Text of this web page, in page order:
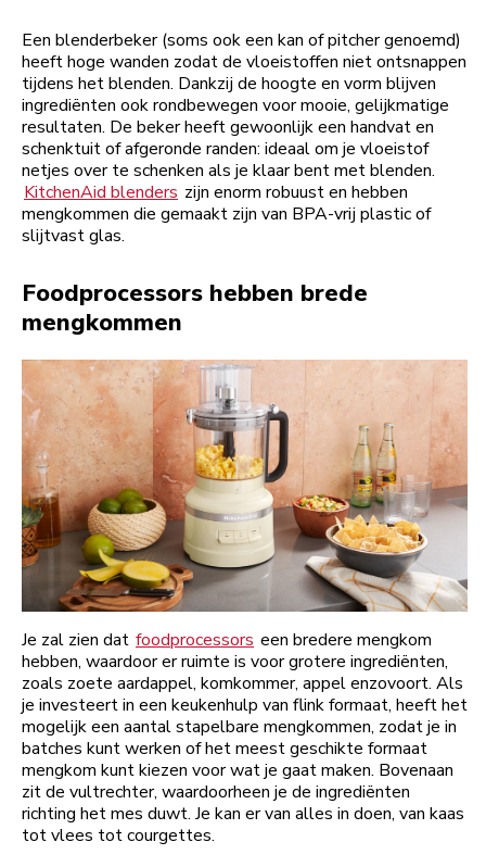
Een blenderbeker (soms ook een kan of pitcher genoemd)
heeft hoge wanden zodat de vloeistoffen niet ontsnappen
tijdens het blenden. Dankzij de hoogte en vorm blijven
ingrediënten ook rondbewegen voor mooie, gelijkmatige
resultaten. De beker heeft gewoonlijk een handvat en
schenktuit of afgeronde randen: ideaal om je vloeistof
netjes over te schenken als je klaar bent met blenden.
KitchenAid blenders zijn enorm robuust en hebben
mengkommen die gemaakt zijn van BPA-vrij plastic of
slijtvast glas.
Foodprocessors hebben brede
mengkommen
Je zal zien dat foodprocessors een bredere mengkom
hebben, waardoor er ruimte is voor grotere ingrediënten,
zoals zoete aardappel, komkommer, appel enzovoort. Als
je investeert in een keukenhulp van flink formaat, heeft het
mogelijk een aantal stapelbare mengkommen, zodat je in
batches kunt werken of het meest geschikte formaat
mengkom kunt kiezen voor wat je gaat maken. Bovenaan
zit de vultrechter, waardoorheen je de ingrediënten
richting het mes duwt. Je kan er van alles in doen, van kaas
tot vlees tot courgettes.